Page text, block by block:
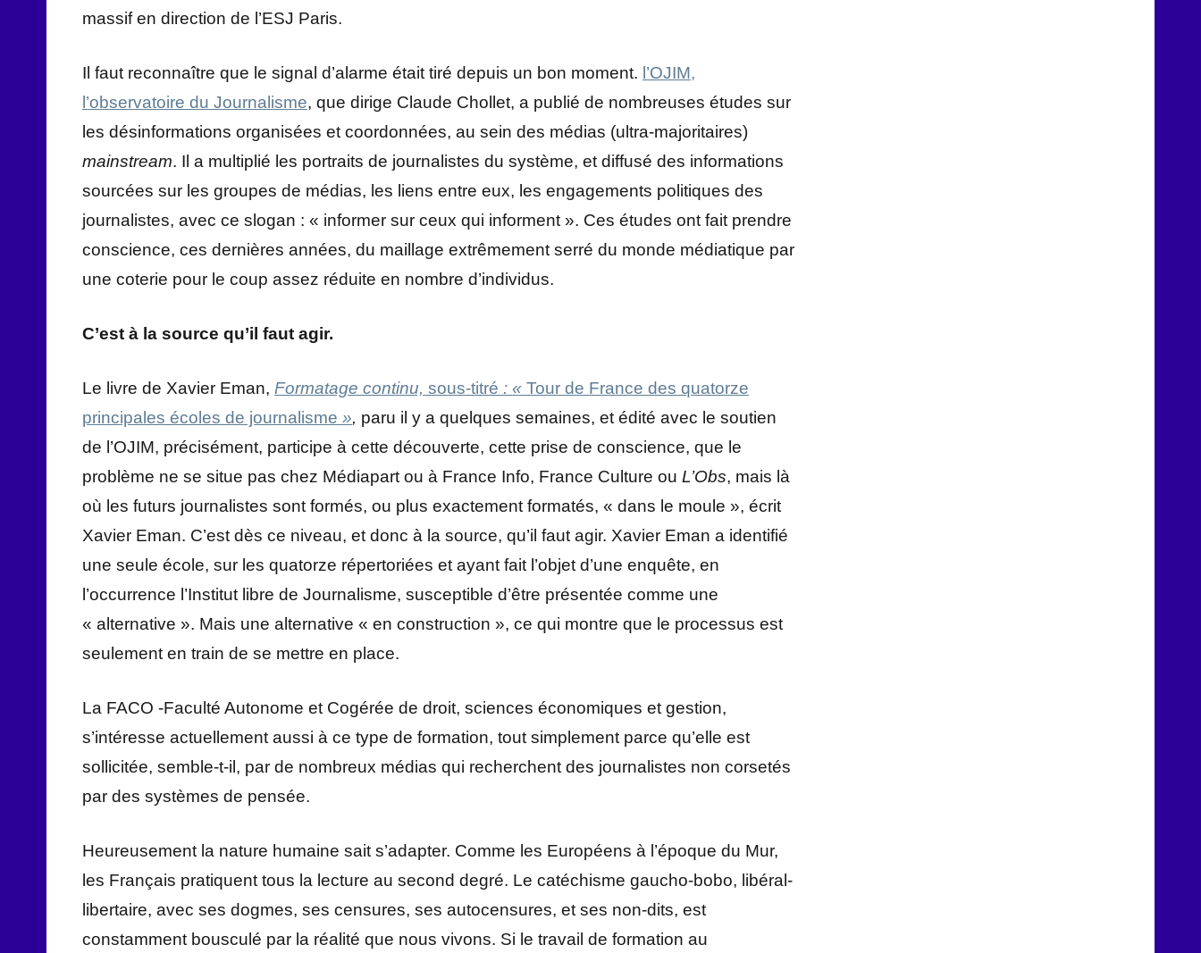
massif en direction de l’ESJ Paris.
Il faut reconnaître que le signal d’alarme était tiré depuis un bon moment. l’OJIM,
l’observatoire du Journalisme, que dirige Claude Chollet, a publié de nombreuses études sur
les désinformations organisées et coordonnées, au sein des médias (ultra-majoritaires)
mainstream. Il a multiplié les portraits de journalistes du système, et diffusé des informations
sourcées sur les groupes de médias, les liens entre eux, les engagements politiques des
journalistes, avec ce slogan : « informer sur ceux qui informent ». Ces études ont fait prendre
conscience, ces dernières années, du maillage extrêmement serré du monde médiatique par
une coterie pour le coup assez réduite en nombre d’individus.
C’est à la source qu’il faut agir.
Le livre de Xavier Eman, Formatage continu, sous-titré : « Tour de France des quatorze
principales écoles de journalisme », paru il y a quelques semaines, et édité avec le soutien
de l’OJIM, précisément, participe à cette découverte, cette prise de conscience, que le
problème ne se situe pas chez Médiapart ou à France Info, France Culture ou L’Obs, mais là
où les futurs journalistes sont formés, ou plus exactement formatés, « dans le moule », écrit
Xavier Eman. C’est dès ce niveau, et donc à la source, qu’il faut agir. Xavier Eman a identifié
une seule école, sur les quatorze répertoriées et ayant fait l’objet d’une enquête, en
l’occurrence l’Institut libre de Journalisme, susceptible d’être présentée comme une
« alternative ». Mais une alternative « en construction », ce qui montre que le processus est
seulement en train de se mettre en place.
La FACO -Faculté Autonome et Cogérée de droit, sciences économiques et gestion,
s’intéresse actuellement aussi à ce type de formation, tout simplement parce qu’elle est
sollicitée, semble-t-il, par de nombreux médias qui recherchent des journalistes non corsetés
par des systèmes de pensée.
Heureusement la nature humaine sait s’adapter. Comme les Européens à l’époque du Mur,
les Français pratiquent tous la lecture au second degré. Le catéchisme gaucho-bobo, libéral-
libertaire, avec ses dogmes, ses censures, ses autocensures, et ses non-dits, est
constamment bousculé par la réalité que nous vivons. Si le travail de formation au